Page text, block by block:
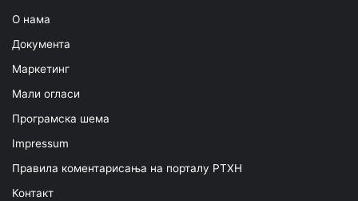
О нама
Документа
Маркетинг
Мали огласи
Програмска шема
Impressum
Правила коментарисања на порталу РТХН
Контакт